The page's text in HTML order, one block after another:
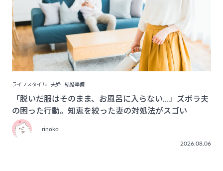
ライフスタイル 夫婦 結婚準備
「脱いだ服はそのまま、お風呂に入らない…」ズボラ夫
の困った行動。知恵を絞った妻の対処法がスゴい
rinoko
2026.08.06